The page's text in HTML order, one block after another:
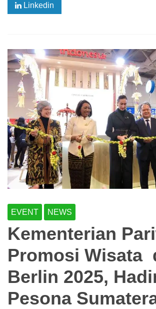
Linkedin
EVENT NEWS
Kementerian
Promosi Wisata
Berlin 2025,
Pesona